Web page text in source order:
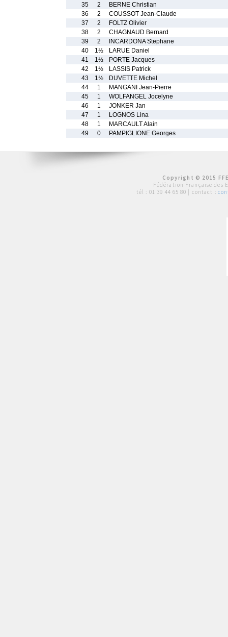
35
2
BERNE Christian
36
2
COUSSOT Jean-Claude
37
2
FOLTZ Olivier
38
2
CHAGNAUD Bernard
39
2
INCARDONA Stephane
40
1½
LARUE Daniel
41
1½
PORTE Jacques
42
1½
LASSIS Patrick
43
1½
DUVETTE Michel
44
1
MANGANI Jean-Pierre
45
1
WOLFANGEL Jocelyne
46
1
JONKER Jan
47
1
LOGNOS Lina
48
1
MARCAULT Alain
49
0 PAMPIGLIONE Georges
Copyright © 2015
Fédération Française des
tél : 01 39 44 65 80 | contact :